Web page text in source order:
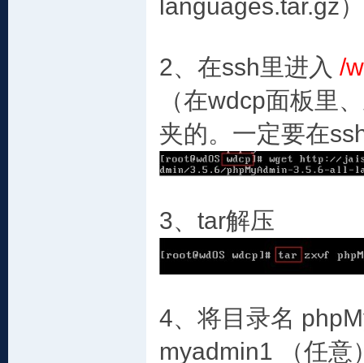
languages.tar.gz）
2、在ssh里进入 /
（在wdcp面板里
夹的。一定要在
3、tar解压
4、将目录名
myadmin1 （任意